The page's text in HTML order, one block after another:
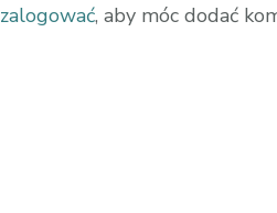
zalogować, aby móc dodać